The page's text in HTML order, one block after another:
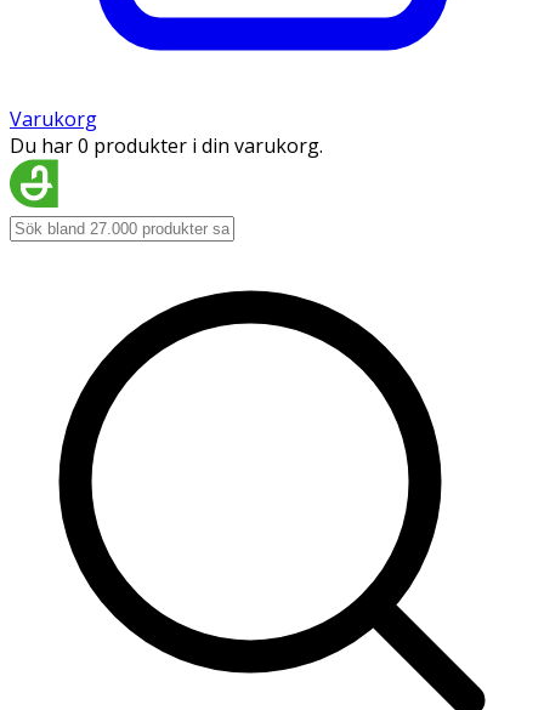
Varukorg
Du har 0 produkter i din varukorg.